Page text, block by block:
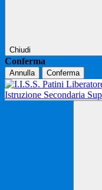
Chiudi
Conferma
Annulla Conferma
Istruzione Secondaria